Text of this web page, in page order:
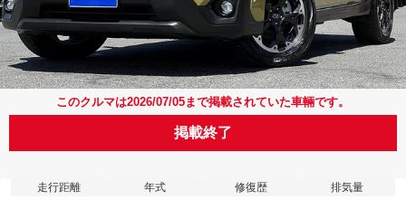
このクルマは2026/07/05まで掲載されていた車輛です。
掲載終了
走行距離 年式 修復歴 排気量